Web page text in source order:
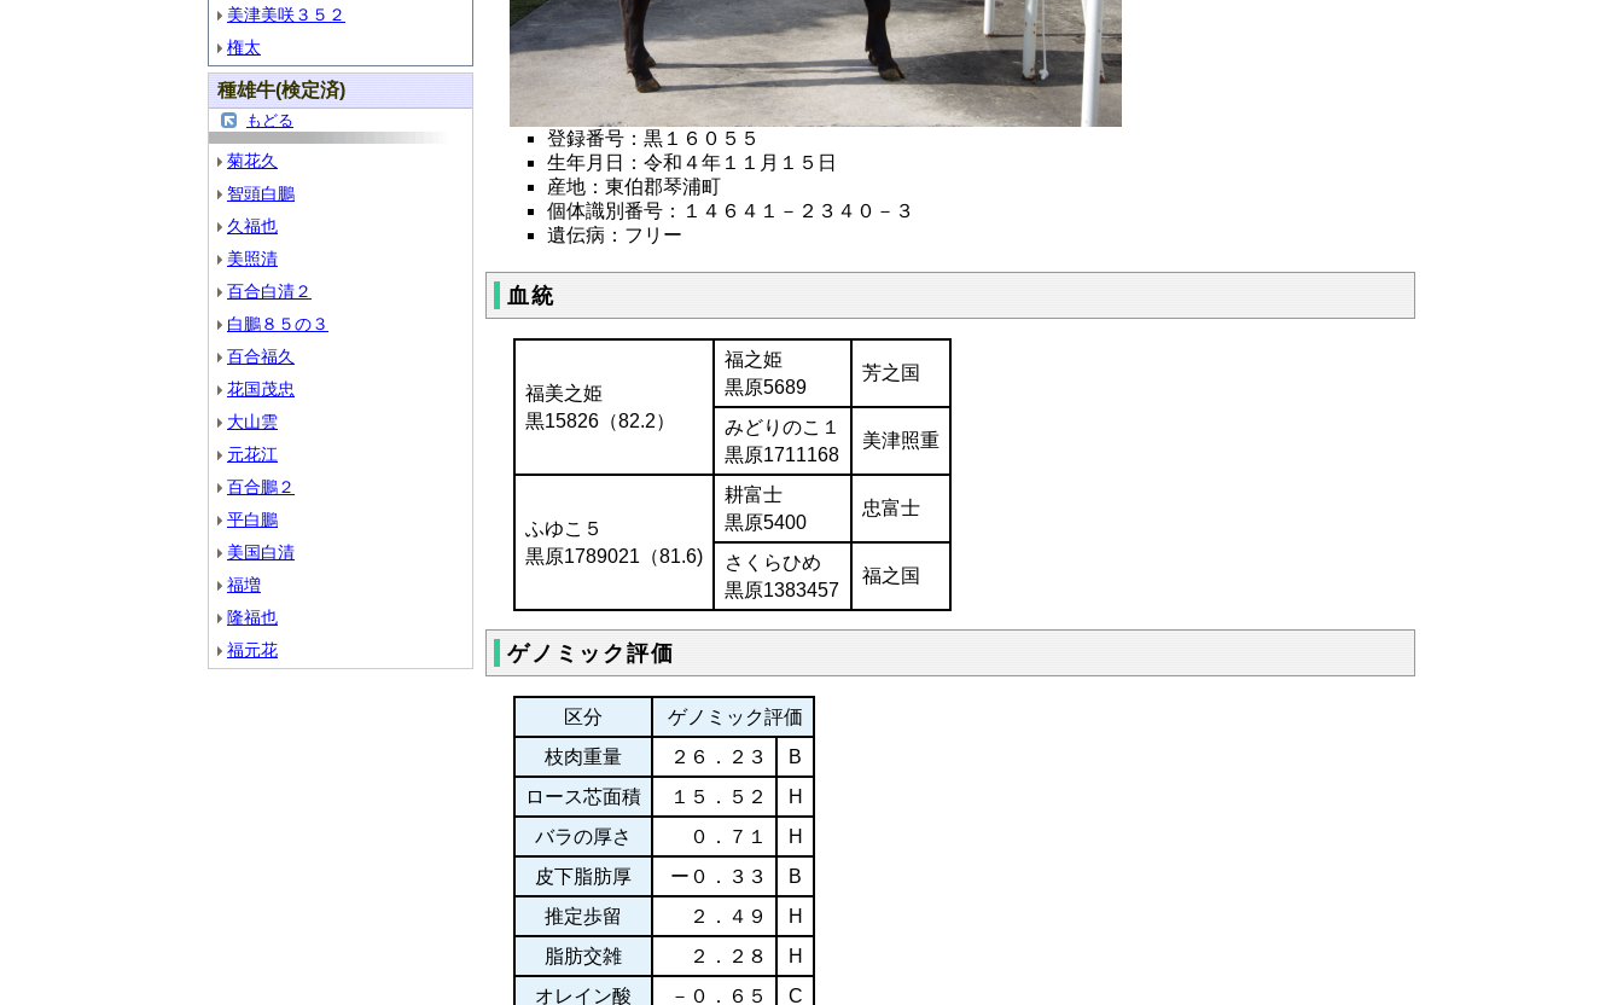
美津美咲３５２
権太
種雄牛(検定済)
もどる
菊花久
智頭白鵬
久福也
美照清
百合白清２
白鵬８５の３
百合福久
花国茂忠
大山雲
元花江
百合鵬２
平白鵬
美国白清
福増
隆福也
福元花
登録番号：黒１６０５５
生年月日：令和４年１１月１５日
産地：東伯郡琴浦町
個体識別番号：１４６４１－２３４０－３
遺伝病：フリー
血統
福美之姫
黒15826（82.2）
福之姫
黒原5689
芳之国
みどりのこ１
黒原1711168
美津照重
ふゆこ５
黒原1789021（81.6)
耕富士
黒原5400
忠富士
さくらひめ
黒原1383457
福之国
ゲノミック評価
区分
ゲノミック評価
枝肉重量
２６．２３
B
ロース芯面積
１５．５２
H
バラの厚さ
０．７１
H
皮下脂肪厚
ー０．３３
B
推定歩留
２．４９
H
脂肪交雑
２．２８
H
オレイン酸
－０．６５ C